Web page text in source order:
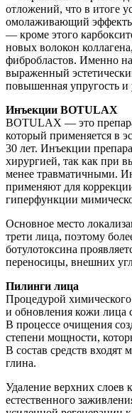
отложений, что в итоге
омолаживающий
— кроме этого
новых волокон
фибробластов. Именно
выраженный
повышенная упругость и
Инъекции BOTULAX
BOTULAX — это
который применяется в
30 лет. Инъекции
хирургией, так как при
менее травматичными.
применяют для
гиперфункции
Основное место
трети лица, поэтому
ботулотоксина
переносицы, внешних
Пилинги лица
Процедурой
и обновления кожи лица
В процессе очищения
степени мощности,
В состав средств входят
глина.
Удаление верхних слоев
естественного